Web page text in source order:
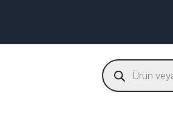
Products
search